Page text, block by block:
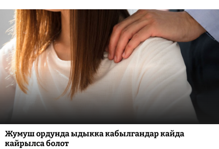
Жумуш ордунда ыдыкка кабылгандар кайда
кайрылса болот